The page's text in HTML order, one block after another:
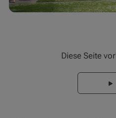
Diese Seite